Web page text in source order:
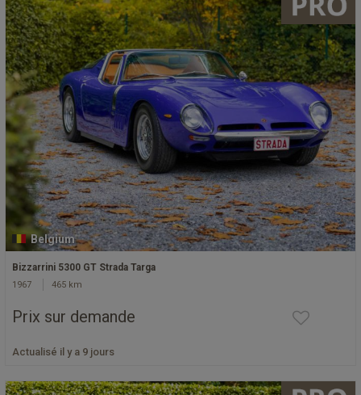
Belgium
Bizzarrini 5300 GT Strada Targa
1967 465 km
Prix sur demande
Actualisé il y a 9 jours